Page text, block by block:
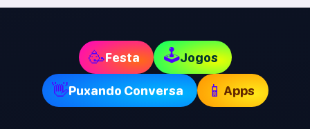
🥳Festa 🕹Jogos
👋Puxando Conversa 📱 Apps